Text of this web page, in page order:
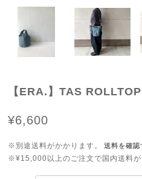
【ERA.】TAS
¥6,600
※別途送料がかかります。 送料を確認
※¥15,000以上のご注文で国内送料が